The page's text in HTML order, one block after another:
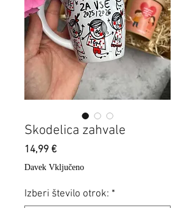
Skodelica zahvale
14,99 €Price
Davek Vključeno
Izberi število otrok: *